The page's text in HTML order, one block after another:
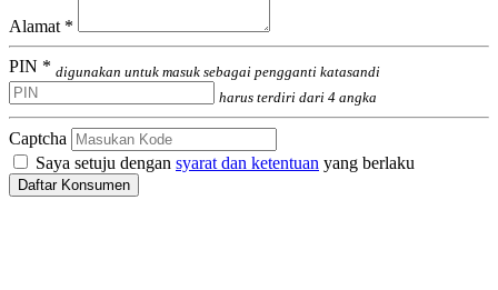
Alamat *
PIN * digunakan untuk masuk sebagai pengganti katasandi
harus terdiri dari 4 angka
Captcha
Saya setuju dengan syarat dan ketentuan yang berlaku
Daftar Konsumen